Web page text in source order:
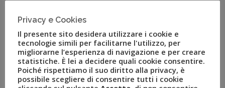
modo in cui i viaggiatori stranieri vivono l’Italia.
SHARE THIS
Privacy e Cookies
Il presente sito desidera utilizzare i cookie e
tecnologie simili per facilitarne l'utilizzo, per
migliorarne l’esperienza di navigazione e per creare
statistiche. È lei a decidere quali cookie consentire.
Poiché rispettiamo il suo diritto alla privacy, è
possibile scegliere di consentire tutti i cookie